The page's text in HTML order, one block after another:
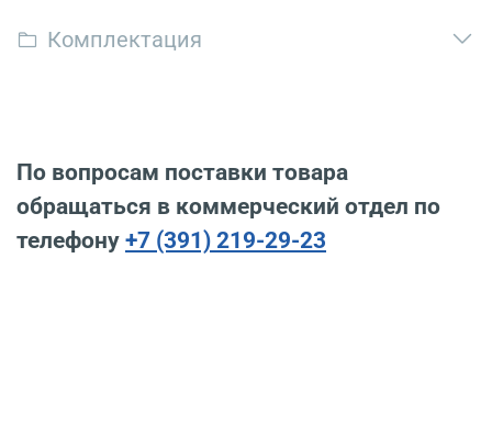
Комплектация
По вопросам поставки товара
обращаться в коммерческий отдел по
телефону +7 (391) 219-29-23